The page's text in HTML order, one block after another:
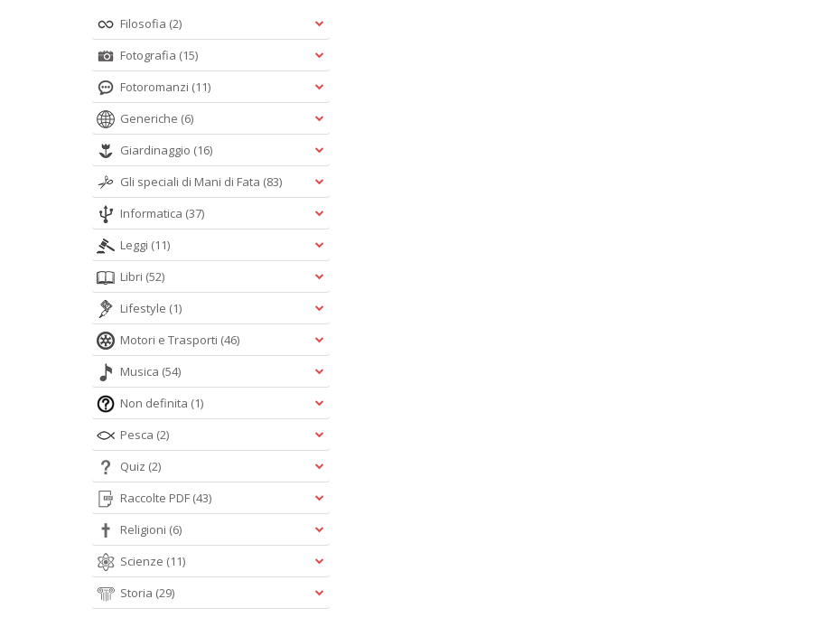
Filosofia (2)
Fotografia (15)
Fotoromanzi (11)
Generiche (6)
Giardinaggio (16)
Gli speciali di Mani di Fata (83)
Informatica (37)
Leggi (11)
Libri (52)
Lifestyle (1)
Motori e Trasporti (46)
Musica (54)
Non definita (1)
Pesca (2)
Quiz (2)
Raccolte PDF (43)
Religioni (6)
Scienze (11)
Storia (29)